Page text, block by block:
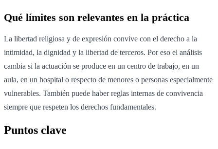
Qué límites son relevantes en la práctica
La libertad religiosa y de expresión convive con el derecho a la
intimidad, la dignidad y la libertad de terceros. Por eso el análisis
cambia si la actuación se produce en un centro de trabajo, en un
aula, en un hospital o respecto de menores o personas especialmente
vulnerables. También puede haber reglas internas de convivencia
siempre que respeten los derechos fundamentales.
Puntos clave